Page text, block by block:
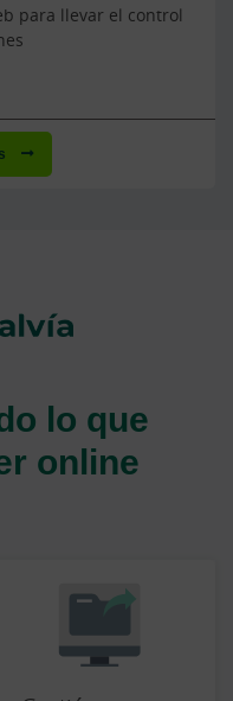
para llevar el control
lo que
online